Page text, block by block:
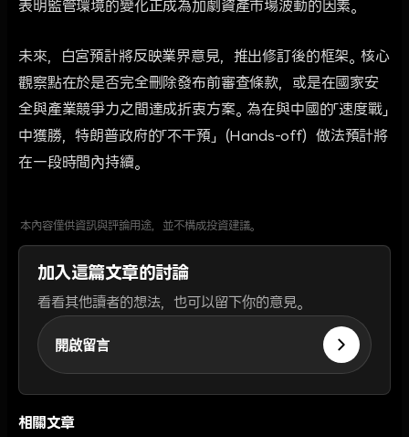
表明監管環境的變化正成為加劇資產市場波動的因素。
未來，白宮預計將反映業界意見，推出修訂後的框架。核心
觀察點在於是否完全刪除發布前審查條款，或是在國家安
全與產業競爭力之間達成折衷方案。為在與中國的「速度戰」
中獲勝，特朗普政府的「不干預」（Hands-off）做法預計將
在一段時間內持續。
本內容僅供資訊與評論用途，並不構成投資建議。
加入這篇文章的討論
看看其他讀者的想法，也可以留下你的意見。
開啟留言
相關文章